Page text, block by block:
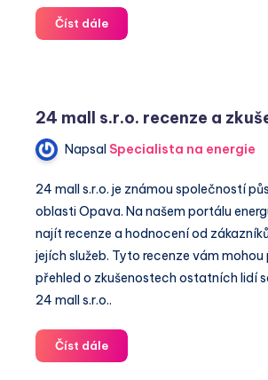
Číst dáleŽlutická
teplárenská,
zkušenosti
24 mall s.r.o. recenze a
Napsal Specialista na energie
24 mall s.r.o. je známou společností
oblasti Opava. Na našem portálu
najít recenze a hodnocení od
jejích služeb. Tyto recenze vám
přehled o zkušenostech ostatních lidí
24 mall s.r.o..
Číst dále24
mall